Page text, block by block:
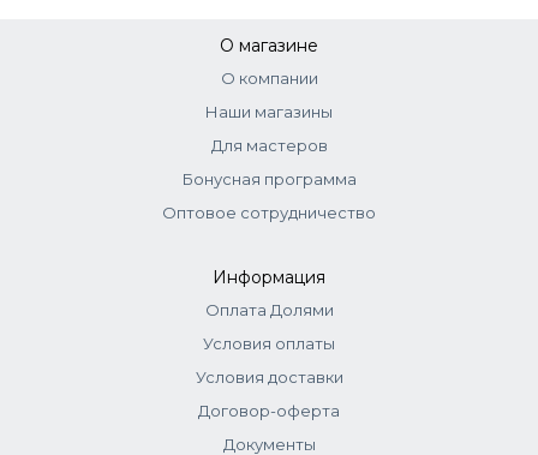
О магазине
О компании
Наши магазины
Для мастеров
Бонусная программа
Оптовое сотрудничество
Информация
Оплата Долями
Условия оплаты
Условия доставки
Договор-оферта
Документы